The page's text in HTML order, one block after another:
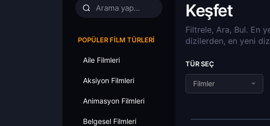
POPÜLER FILM TÜRLERI
Aile Filmleri
Aksiyon Filmleri
Animasyon Filmleri
Belgesel Filmleri
Keşfet
Filtrele, Ara, Bul. En
dizilerden, en yeni
TÜR SEÇ
Filmler